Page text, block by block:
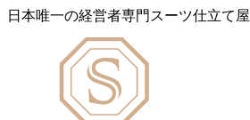
日本唯一の経営者専門スーツ仕立て屋